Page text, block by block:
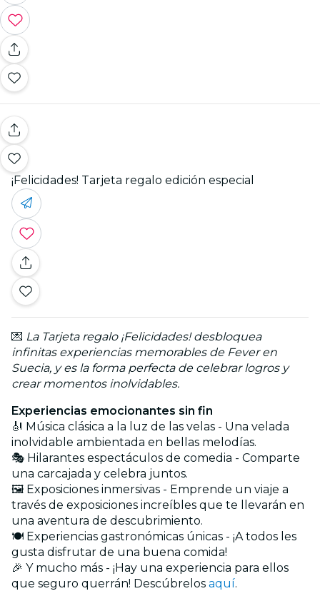
¡Felicidades! Tarjeta regalo edición especial
💌 La Tarjeta regalo ¡Felicidades! desbloquea
infinitas experiencias memorables de Fever en
Suecia, y es la forma perfecta de celebrar logros y
crear momentos inolvidables.
Experiencias emocionantes sin fin
🎻 Música clásica a la luz de las velas - Una velada
inolvidable ambientada en bellas melodías.
🎭 Hilarantes espectáculos de comedia - Comparte
una carcajada y celebra juntos.
🖼️ Exposiciones inmersivas - Emprende un viaje a
través de exposiciones increíbles que te llevarán en
una aventura de descubrimiento.
🍽️ Experiencias gastronómicas únicas - ¡A todos les
gusta disfrutar de una buena comida!
🎉 Y mucho más - ¡Hay una experiencia para ellos
que seguro querrán! Descúbrelos aquí.